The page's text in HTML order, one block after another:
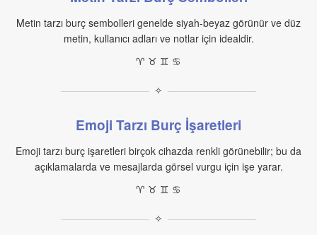
Metin tarzı burç sembolleri genelde siyah-beyaz görünür ve düz
metin, kullanıcı adları ve notlar için idealdir.
♈︎ ♉︎ ♊︎ ♋︎
✧
Emoji Tarzı Burç İşaretleri
Emoji tarzı burç işaretleri birçok cihazda renkli görünebilir; bu da
açıklamalarda ve mesajlarda görsel vurgu için işe yarar.
♈ ♉ ♊ ♋
✧